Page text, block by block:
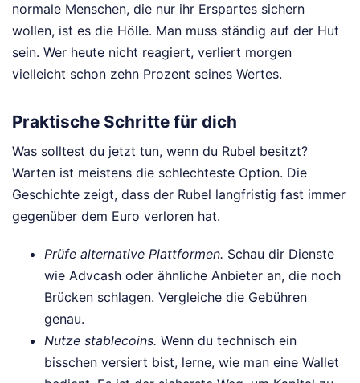
normale Menschen, die nur ihr Erspartes sichern
wollen, ist es die Hölle. Man muss ständig auf der Hut
sein. Wer heute nicht reagiert, verliert morgen
vielleicht schon zehn Prozent seines Wertes.
Praktische Schritte für dich
Was solltest du jetzt tun, wenn du Rubel besitzt?
Warten ist meistens die schlechteste Option. Die
Geschichte zeigt, dass der Rubel langfristig fast immer
gegenüber dem Euro verloren hat.
Prüfe alternative Plattformen. Schau dir Dienste
wie Advcash oder ähnliche Anbieter an, die noch
Brücken schlagen. Vergleiche die Gebühren
genau.
Nutze stablecoins. Wenn du technisch ein
bisschen versiert bist, lerne, wie man eine Wallet